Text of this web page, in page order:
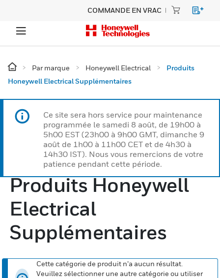
COMMANDE EN VRAC
Par marque Honeywell Electrical
Produits
Honeywell Electrical Supplémentaires
Ce site sera hors service pour maintenance
programmée le samedi 8 août, de 19h00 à
5h00 EST (23h00 à 9h00 GMT, dimanche 9
août de 1h00 à 11h00 CET et de 4h30 à
14h30 IST). Nous vous remercions de votre
patience pendant cette période.
Produits Honeywell
Electrical
Supplémentaires
Cette catégorie de produit n’a aucun résultat.
Veuillez sélectionner une autre catégorie ou utiliser